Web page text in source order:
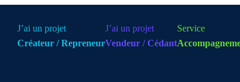
J’ai un projet
Créateur / Repreneur
J’ai un projet
Vendeur / Cédant
Service